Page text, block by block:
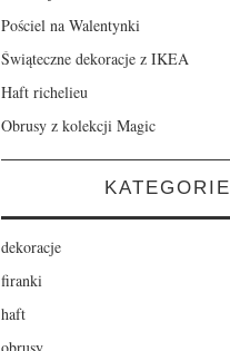
Pościel na Walentynki
Świąteczne dekoracje z IKEA
Haft richelieu
Obrusy z kolekcji Magic
KATEGORIE
dekoracje
firanki
haft